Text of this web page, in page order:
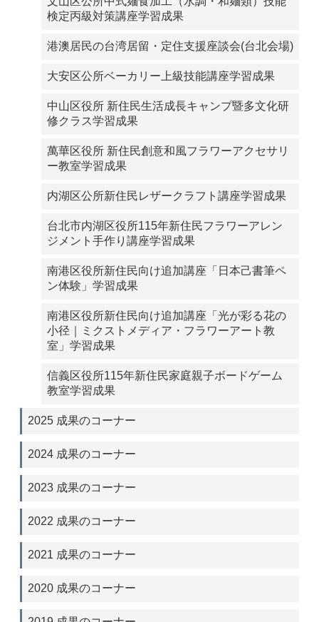
検定丙級対策講座学習成果
港澳居民の台湾居留・定住支援座談会(台北会場)
大安区公所ベーカリー上級技能講座学習成果
中山区役所 新住民生活成長キャンプ暨多文化研
修クラス学習成果
萬華区役所 新住民創意和風フラワーアクセサリ
ー教室学習成果
内湖区公所新住民レザークラフト講座学習成果
台北市内湖区役所115年新住民フラワーアレン
ジメント手作り講座学習成果
南港区役所新住民向け追加講座「日本己書筆ペ
ン体験」学習成果
南港区役所新住民向け追加講座「光が彩る花の
小径｜ミクストメディア・フラワーアート教
室」学習成果
信義区役所115年新住民家庭親子ボードゲーム
教室学習成果
2025 成果のコーナー
2024 成果のコーナー
2023 成果のコーナー
2022 成果のコーナー
2021 成果のコーナー
2020 成果のコーナー